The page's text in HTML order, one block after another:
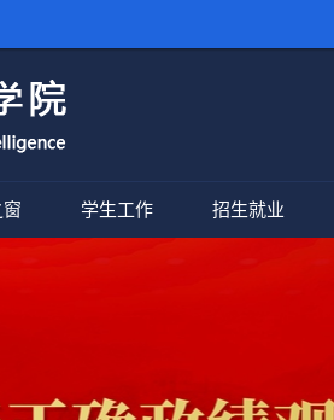
学生工作 招生就业